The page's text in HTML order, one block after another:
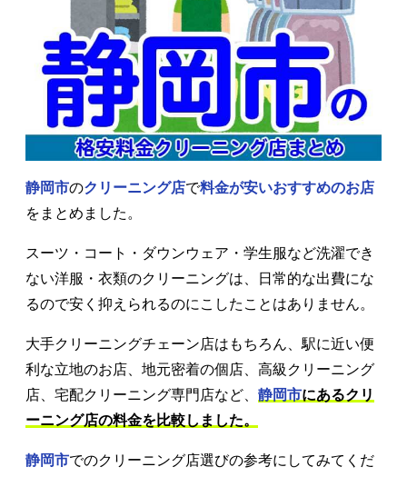
静岡市のクリーニング店で料金が安いおすすめのお店
をまとめました。
スーツ・コート・ダウンウェア・学生服など洗濯でき
ない洋服・衣類のクリーニングは、日常的な出費にな
るので安く抑えられるのにこしたことはありません。
大手クリーニングチェーン店はもちろん、駅に近い便
利な立地のお店、地元密着の個店、高級クリーニング
店、宅配クリーニング専門店など、 静岡市にあるクリ
ーニング店の料金を比較しました。
静岡市でのクリーニング店選びの参考にしてみてくだ